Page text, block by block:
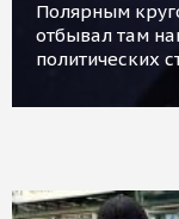
Полярным
отбывал там
политических